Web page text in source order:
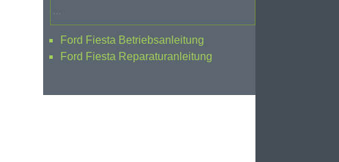
...
Ford Fiesta Betriebsanleitung
Ford Fiesta Reparaturanleitung